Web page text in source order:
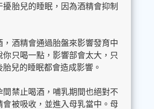
擾胎兒的睡眠，因為酒精會抑制
酒精會通過胎盤來影響發育中
你只喝一點，影響部會太大，只
兒的睡眠都會造成影響。
間禁止喝酒，哺乳期間也絕對不
被吸收，並進入母乳當中。母